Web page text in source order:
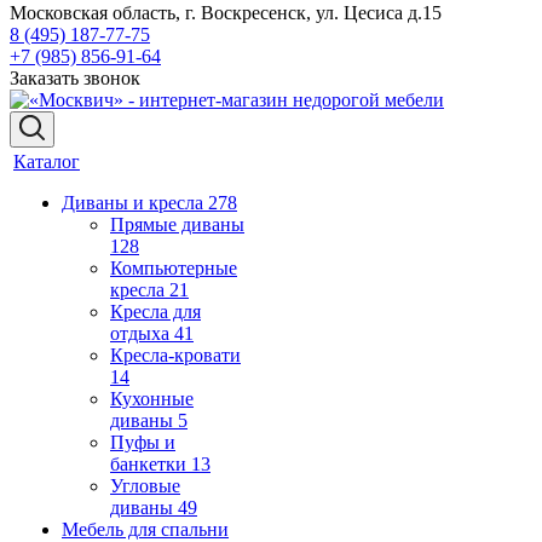
Московская область, г. Воскресенск, ул. Цесиса д.15
8 (495) 187-77-75
+7 (985) 856-91-64
Заказать звонок
Каталог
Диваны и кресла 278
Прямые диваны
128
Компьютерные
кресла 21
Кресла для
отдыха 41
Кресла-кровати
14
Кухонные
диваны 5
Пуфы и
банкетки 13
Угловые
диваны 49
Мебель для спальни